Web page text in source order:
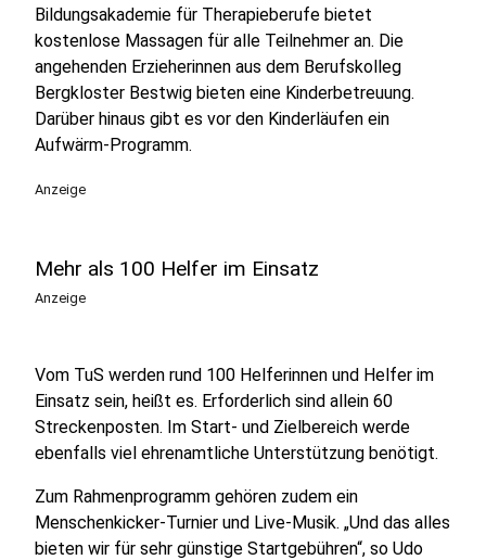
Bildungsakademie für Therapieberufe bietet
kostenlose Massagen für alle Teilnehmer an. Die
angehenden Erzieherinnen aus dem Berufskolleg
Bergkloster Bestwig bieten eine Kinderbetreuung.
Darüber hinaus gibt es vor den Kinderläufen ein
Aufwärm-Programm.
Anzeige
Mehr als 100 Helfer im Einsatz
Anzeige
Vom TuS werden rund 100 Helferinnen und Helfer im
Einsatz sein, heißt es. Erforderlich sind allein 60
Streckenposten. Im Start- und Zielbereich werde
ebenfalls viel ehrenamtliche Unterstützung benötigt.
Zum Rahmenprogramm gehören zudem ein
Menschenkicker-Turnier und Live-Musik. „Und das alles
bieten wir für sehr günstige Startgebühren“, so Udo